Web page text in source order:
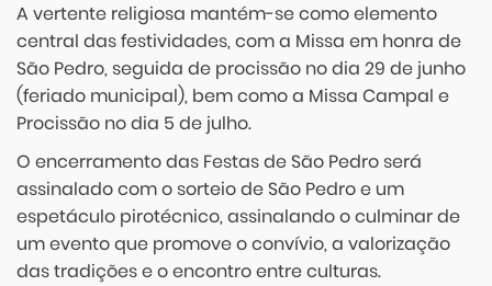
A vertente religiosa mantém-se como elemento
central das festividades, com a Missa em honra de
São Pedro, seguida de procissão no dia 29 de junho
(feriado municipal), bem como a Missa Campal e
Procissão no dia 5 de julho.
O encerramento das Festas de São Pedro será
assinalado com o sorteio de São Pedro e um
espetáculo pirotécnico, assinalando o culminar de
um evento que promove o convívio, a valorização
das tradições e o encontro entre culturas.